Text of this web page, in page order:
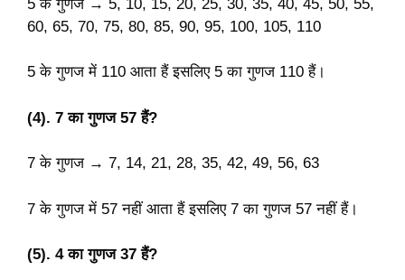
5 के गुणज → 5, 10, 15, 20, 25, 30, 35, 40, 45, 50, 55,
60, 65, 70, 75, 80, 85, 90, 95, 100, 105, 110
5 के गुणज में 110 आता हैं इसलिए 5 का गुणज 110 हैं।
(4). 7 का गुणज 57 हैं?
7 के गुणज → 7, 14, 21, 28, 35, 42, 49, 56, 63
7 के गुणज में 57 नहीं आता हैं इसलिए 7 का गुणज 57 नहीं हैं।
(5). 4 का गुणज 37 हैं?